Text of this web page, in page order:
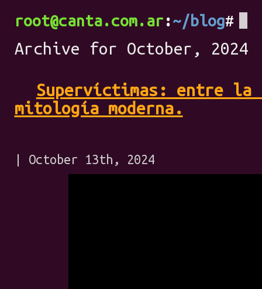
root@canta.com.ar ~/blog
Archive for October, 2024
Supervíctimas: entre
mitología moderna.
| October 13th, 2024